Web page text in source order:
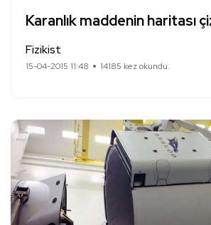
Karanlık maddenin haritası
Fizikist
15-04-2015 11:48 14185 kez okundu.